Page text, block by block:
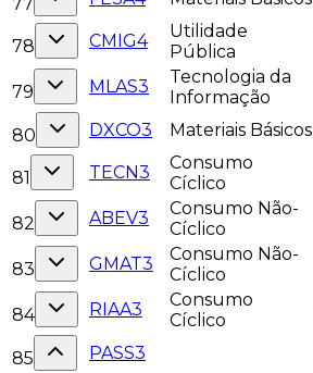
78 CMIG4
Utilidade
Pública
79 MLAS3
Tecnologia da
Informação
80 DXCO3 Materiais Básicos
81 TECN3
Consumo
Cíclico
82 ABEV3
Consumo Não-
Cíclico
83 GMAT3
Consumo Não-
Cíclico
84 RIAA3
Consumo
Cíclico
85 PASS3